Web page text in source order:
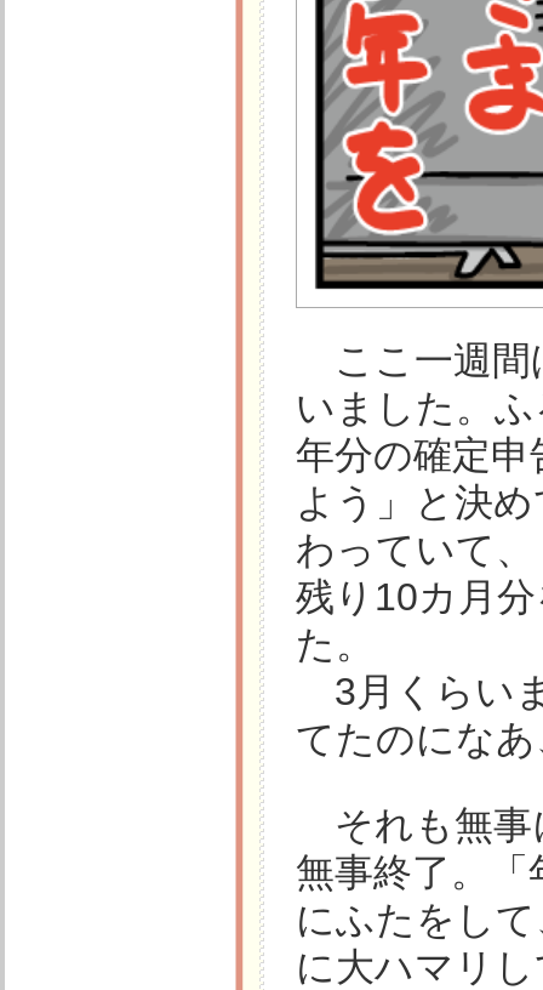
ここ一週間
いました。
年分の確定
よう」と決
わっていて
残り10カ月
た。
3月くらい
てたのにな
それも無事
無事終了。
にふたをし
に大ハマリ